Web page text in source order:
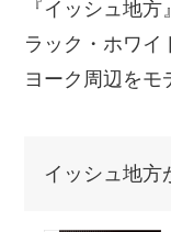
『イッシュ地
ラック・ホワイ
ヨーク周辺をモ
イッシュ地方